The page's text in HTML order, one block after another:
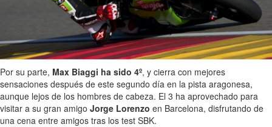
Por su parte, Max Biaggi ha sido 4º, y cierra con mejores
sensaciones después de este segundo día en la pista aragonesa,
aunque lejos de los hombres de cabeza. El 3 ha aprovechado para
visitar a su gran amigo Jorge Lorenzo en Barcelona, disfrutando de
una cena entre amigos tras los test SBK.